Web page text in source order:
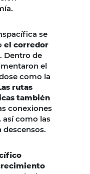
se
el corredor
. Dentro de
el
como la
rutas
también
conexiones
así como las
descensos.